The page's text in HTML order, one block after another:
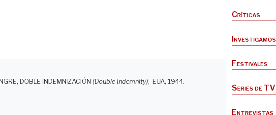
DOBLE INDEMNIZACIÓN (Double Indemnity), EUA, 1944.
Críticas
Investigamos
Festivales
Series de TV
Entrevistas